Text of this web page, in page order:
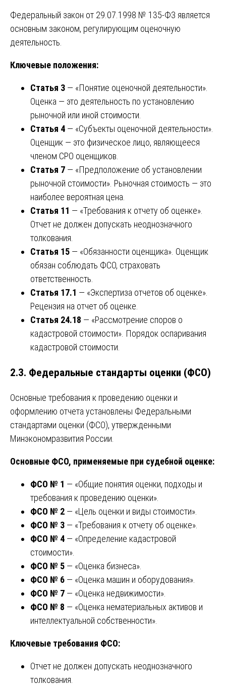
Федеральный закон от 29.07.1998 № 135-ФЗ является
основным законом, регулирующим оценочную
деятельность.
Ключевые положения:
Статья 3 — «Понятие оценочной деятельности».
Оценка — это деятельность по установлению
рыночной или иной стоимости.
Статья 4 — «Субъекты оценочной деятельности».
Оценщик — это физическое лицо, являющееся
членом СРО оценщиков.
Статья 7 — «Предположение об установлении
рыночной стоимости». Рыночная стоимость — это
наиболее вероятная цена.
Статья 11 — «Требования к отчету об оценке».
Отчет не должен допускать неоднозначного
толкования.
Статья 15 — «Обязанности оценщика». Оценщик
обязан соблюдать ФСО, страховать
ответственность.
Статья 17.1 — «Экспертиза отчетов об оценке».
Рецензия на отчет об оценке.
Статья 24.18 — «Рассмотрение споров о
кадастровой стоимости». Порядок оспаривания
кадастровой стоимости.
2.3. Федеральные стандарты оценки (ФСО)
Основные требования к проведению оценки и
оформлению отчета установлены Федеральными
стандартами оценки (ФСО), утвержденными
Минэкономразвития России.
Основные ФСО, применяемые при судебной оценке:
ФСО № 1 — «Общие понятия оценки, подходы и
требования к проведению оценки».
ФСО № 2 — «Цель оценки и виды стоимости».
ФСО № 3 — «Требования к отчету об оценке».
ФСО № 4 — «Определение кадастровой
стоимости».
ФСО № 5 — «Оценка бизнеса».
ФСО № 6 — «Оценка машин и оборудования».
ФСО № 7 — «Оценка недвижимости».
ФСО № 8 — «Оценка нематериальных активов и
интеллектуальной собственности».
Ключевые требования ФСО:
Отчет не должен допускать неоднозначного
толкования.